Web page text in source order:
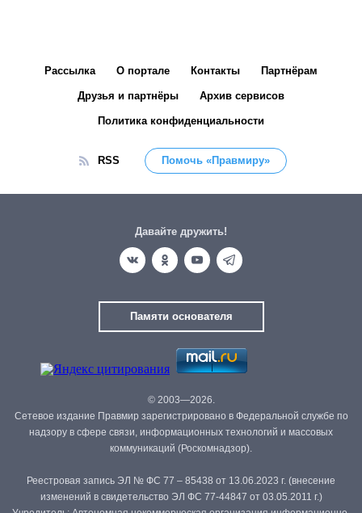
Рассылка О портале Контакты Партнёрам
Друзья и партнёры Архив сервисов
Политика конфиденциальности
RSS Помочь «Правмиру»
Давайте дружить!
Памяти основателя
© 2003—2026.
Сетевое издание Правмир зарегистрировано в Федеральной службе по
надзору в сфере связи, информационных технологий и массовых
коммуникаций (Роскомнадзор).
Реестровая запись ЭЛ № ФС 77 – 85438 от 13.06.2023 г. (внесение
изменений в свидетельство ЭЛ ФС 77-44847 от 03.05.2011 г.)